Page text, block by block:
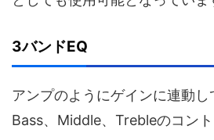
3バンドEQ
アンプのようにゲインに連動し
Bass、Middle、Trebleのコント